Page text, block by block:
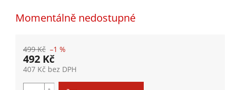
Momentálně nedostupné
499 Kč –1 %
492 Kč
407 Kč bez DPH